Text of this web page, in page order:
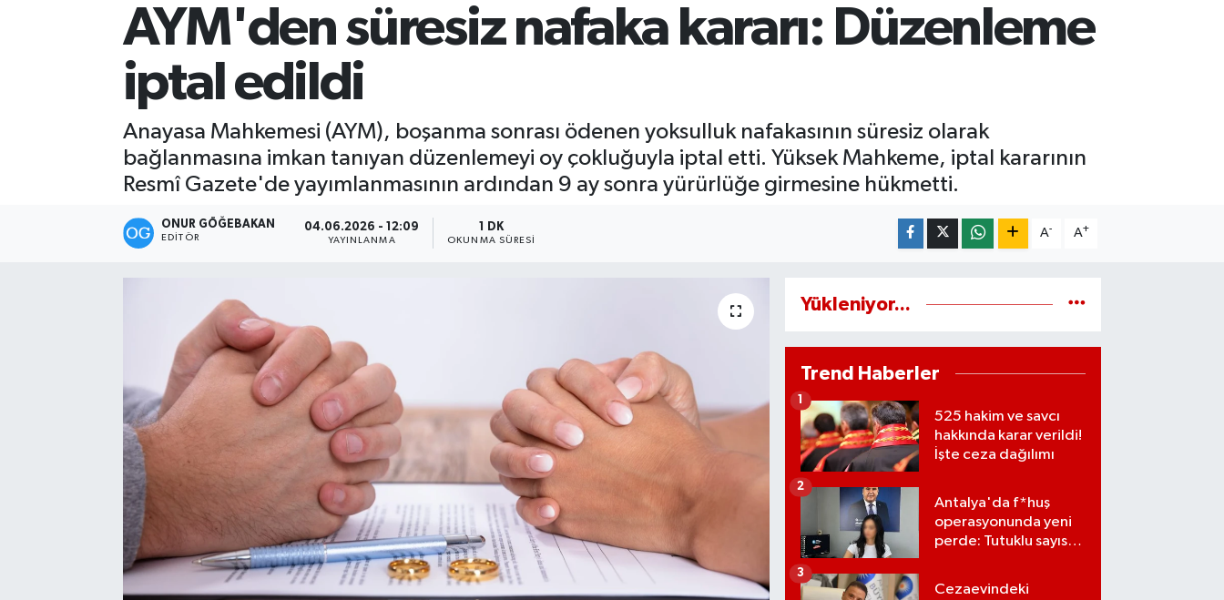
AYM'den süresiz nafaka kararı: Düzenleme
iptal edildi
Anayasa Mahkemesi (AYM), boşanma sonrası ödenen yoksulluk nafakasının süresiz olarak
bağlanmasına imkan tanıyan düzenlemeyi oy çokluğuyla iptal etti. Yüksek Mahkeme, iptal kararının
Resmî Gazete'de yayımlanmasının ardından 9 ay sonra yürürlüğe girmesine hükmetti.
ONUR GÖĞEBAKAN
EDITÖR
04.06.2026 - 12:09
YAYINLANMA
1 DK
OKUNMA SÜRESI
A- A+
Yükleniyor...
Trend Haberler
525 hakim ve savcı
hakkında karar verildi!
İşte ceza dağılımı
1
Antalya'da f*huş
operasyonunda yeni
perde: Tutuklu sayısı
2
Cezaevindeki
3
Kültür-Sanat
Özel haberler